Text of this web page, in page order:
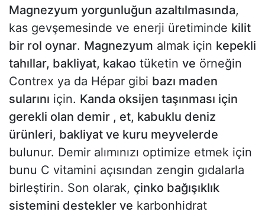
Magnezyum yorgunluğun azaltılmasında,
kas gevşemesinde ve enerji üretiminde kilit
bir rol oynar. Magnezyum almak için kepekli
tahıllar, bakliyat, kakao tüketin ve örneğin
Contrex ya da Hépar gibi bazı maden
sularını için. Kanda oksijen taşınması için
gerekli olan demir , et, kabuklu deniz
ürünleri, bakliyat ve kuru meyvelerde
bulunur. Demir alımınızı optimize etmek için
bunu C vitamini açısından zengin gıdalarla
birleştirin. Son olarak, çinko bağışıklık
sistemini destekler ve karbonhidrat